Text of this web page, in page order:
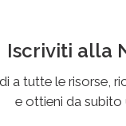
Iscriviti alla
a tutte le risorse,
e ottieni da subito